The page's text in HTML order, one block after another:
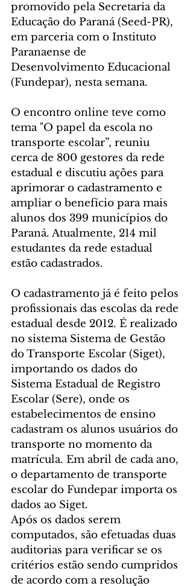
promovido pela Secretaria da
Educação do Paraná (Seed-PR),
em parceria com o Instituto
Paranaense de
Desenvolvimento Educacional
(Fundepar), nesta semana.
O encontro online teve como
tema "O papel da escola no
transporte escolar”, reuniu
cerca de 800 gestores da rede
estadual e discutiu ações para
aprimorar o cadastramento e
ampliar o benefício para mais
alunos dos 399 municípios do
Paraná. Atualmente, 214 mil
estudantes da rede estadual
estão cadastrados.
O cadastramento já é feito pelos
profissionais das escolas da rede
estadual desde 2012. É realizado
no sistema Sistema de Gestão
do Transporte Escolar (Siget),
importando os dados do
Sistema Estadual de Registro
Escolar (Sere), onde os
estabelecimentos de ensino
cadastram os alunos usuários do
transporte no momento da
matrícula. Em abril de cada ano,
o departamento de transporte
escolar do Fundepar importa os
dados ao Siget.
Após os dados serem
computados, são efetuadas duas
auditorias para verificar se os
critérios estão sendo cumpridos
de acordo com a resolução